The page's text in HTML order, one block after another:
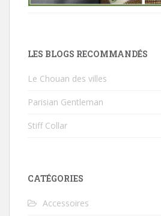
LES BLOGS RECOMMANDÉS
Le Chouan des villes
Parisian Gentleman
Stiff Collar
CATÉGORIES
Accessoires